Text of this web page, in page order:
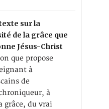
sur la
de la grâce que
Jésus-Christ
que propose
à
de
à
grâce, du vrai